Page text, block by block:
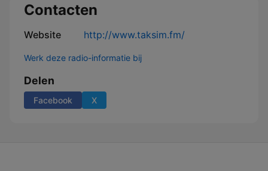
Contacten
Website http://www.taksim.fm/
Werk deze radio-informatie bij
Delen
Facebook X